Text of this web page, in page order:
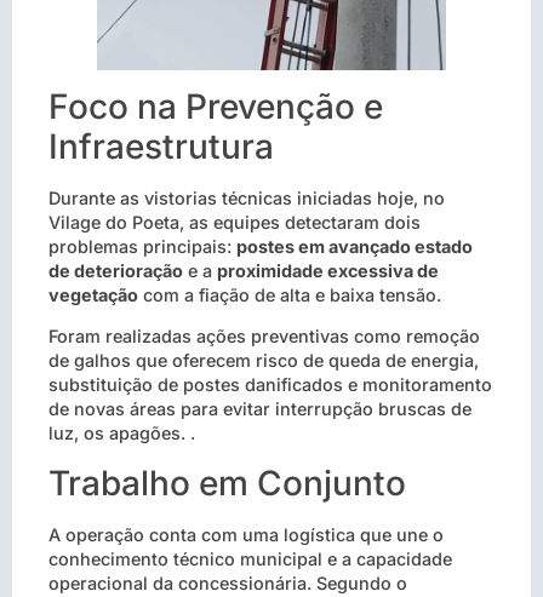
Foco na Prevenção e
Infraestrutura
Durante as vistorias técnicas iniciadas hoje, no
Vilage do Poeta, as equipes detectaram dois
problemas principais: postes em avançado estado
de deterioração e a proximidade excessiva de
vegetação com a fiação de alta e baixa tensão.
Foram realizadas ações preventivas como remoção
de galhos que oferecem risco de queda de energia,
substituição de postes danificados e monitoramento
de novas áreas para evitar interrupção bruscas de
luz, os apagões. .
Trabalho em Conjunto
A operação conta com uma logística que une o
conhecimento técnico municipal e a capacidade
operacional da concessionária. Segundo o